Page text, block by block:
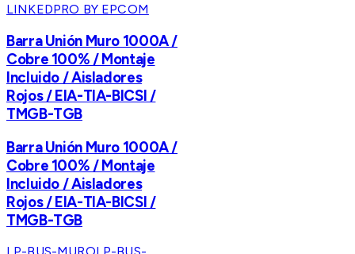
LINKEDPRO BY EPCOM
Barra Unión Muro 1000A /
Cobre 100% / Montaje
Incluido / Aisladores
Rojos / EIA-TIA-BICSI /
TMGB-TGB
Barra Unión Muro 1000A /
Cobre 100% / Montaje
Incluido / Aisladores
Rojos / EIA-TIA-BICSI /
TMGB-TGB